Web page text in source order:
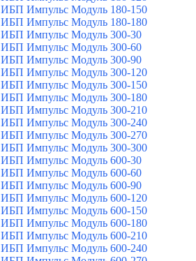
ИБП Импульс Модуль 180-150
ИБП Импульс Модуль 180-180
ИБП Импульс Модуль 300-30
ИБП Импульс Модуль 300-60
ИБП Импульс Модуль 300-90
ИБП Импульс Модуль 300-120
ИБП Импульс Модуль 300-150
ИБП Импульс Модуль 300-180
ИБП Импульс Модуль 300-210
ИБП Импульс Модуль 300-240
ИБП Импульс Модуль 300-270
ИБП Импульс Модуль 300-300
ИБП Импульс Модуль 600-30
ИБП Импульс Модуль 600-60
ИБП Импульс Модуль 600-90
ИБП Импульс Модуль 600-120
ИБП Импульс Модуль 600-150
ИБП Импульс Модуль 600-180
ИБП Импульс Модуль 600-210
ИБП Импульс Модуль 600-240